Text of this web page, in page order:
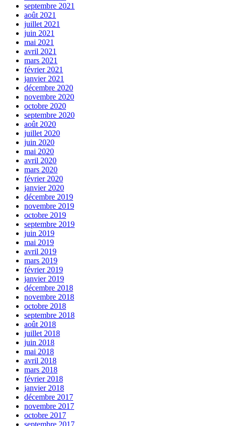
septembre 2021
août 2021
juillet 2021
juin 2021
mai 2021
avril 2021
mars 2021
février 2021
janvier 2021
décembre 2020
novembre 2020
octobre 2020
septembre 2020
août 2020
juillet 2020
juin 2020
mai 2020
avril 2020
mars 2020
février 2020
janvier 2020
décembre 2019
novembre 2019
octobre 2019
septembre 2019
juin 2019
mai 2019
avril 2019
mars 2019
février 2019
janvier 2019
décembre 2018
novembre 2018
octobre 2018
septembre 2018
août 2018
juillet 2018
juin 2018
mai 2018
avril 2018
mars 2018
février 2018
janvier 2018
décembre 2017
novembre 2017
octobre 2017
septembre 2017